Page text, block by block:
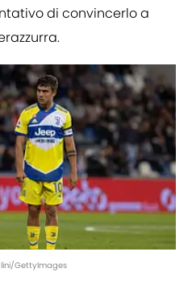
di convincerlo a
GettyImages